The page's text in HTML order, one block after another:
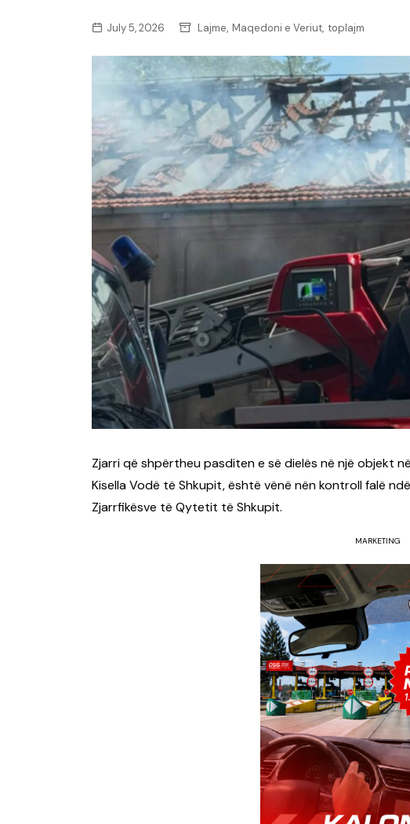
July 5, 2026 Lajme, Maqedoni e Veriut, toplajm
Zjarri që shpërtheu pasditen e së dielës në një objekt
Kisella Vodë të Shkupit, është vënë nën kontroll falë
Zjarrfikësve të Qytetit të Shkupit.
MARKETING